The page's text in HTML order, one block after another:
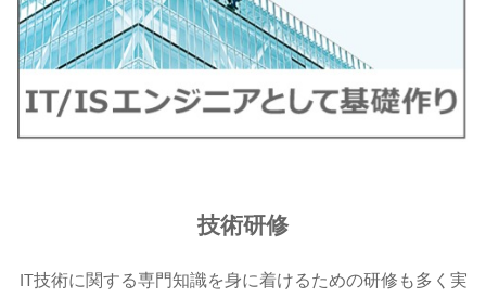
技術研修
IT技術に関する専門知識を身に着けるための研修も多く実